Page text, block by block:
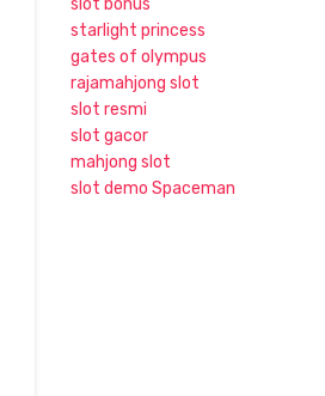
slot bonus
starlight princess
gates of olympus
rajamahjong slot
slot resmi
slot gacor
mahjong slot
slot demo Spaceman